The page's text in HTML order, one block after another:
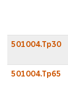
501004.Tp30
501004.Tp65